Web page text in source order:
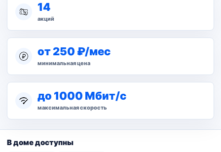
14
акций
от 250 ₽/мес
минимальная цена
до 1000 Мбит/с
максимальная скорость
В доме доступны